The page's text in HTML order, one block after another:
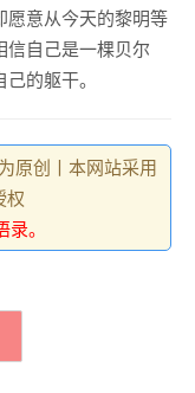
愿意从今天的黎明等
信自己是一棵贝尔
的躯干。
原创丨本网站采用
权
录。